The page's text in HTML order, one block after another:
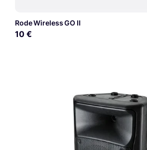
Rode Wireless GO II
10 €